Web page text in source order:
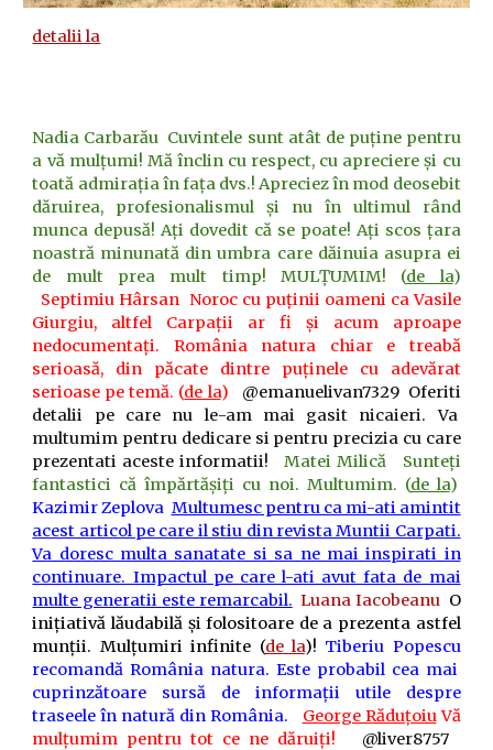
detalii la
Nadia Carbarău Cuvintele sunt atât de puține pentru
a vă mulțumi! Mă înclin cu respect, cu apreciere și cu
toată admirația în fața dvs.! Apreciez în mod deosebit
dăruirea, profesionalismul și nu în ultimul rând
munca depusă! Ați dovedit că se poate! Ați scos țara
noastră minunată din umbra care dăinuia asupra ei
de mult prea mult timp! MULȚUMIM! (de la)
Septimiu Hârsan Noroc cu puținii oameni caVasile
Giurgiu, altfel Carpații ar fi și acum aproape
nedocumentați. România natura chiar e treabă
serioasă, din păcate dintre puținele cu adevărat
serioase pe temă. (de la) @emanuelivan7329 Oferiti
detalii pe care nu le-am mai gasit nicaieri. Va
multumim pentru dedicare si pentru precizia cu care
prezentati aceste informatii!
Matei Milică Sunteți
fantastici că împărtășiți cu noi. Multumim. (de la)
Kazimir Zeplova Multumesc pentru ca mi-ati amintit
acest articol pe care il stiu din revista Muntii Carpati.
Va doresc multa sanatate si sa ne mai inspirati in
continuare. Impactul pe care l-ati avut fata de mai
multe generatii este remarcabil. Luana Iacobeanu O
inițiativă lăudabilă și folositoare de a prezenta astfel
munții. Mulțumiri infinite (de la)! Tiberiu Popescu
recomandăRomânia natura. Este probabil cea mai
cuprinzătoare sursă de informații utile despre
traseele în natură din România. George RăduțoiuVă
mulțumim pentru tot ce ne dăruiți! @liver8757